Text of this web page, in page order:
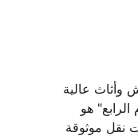
عالية
هو
نقل موثوقة